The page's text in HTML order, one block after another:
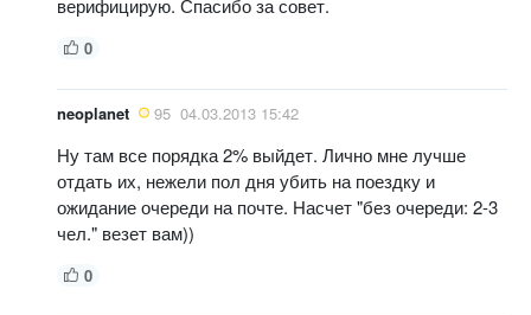
0
neoplanet 95 04.03.2013 15:42
Ну там все порядка 2% выйдет. Лично мне лучше
отдать их, нежели пол дня убить на поездку и
ожидание очереди на почте. Насчет "без очереди: 2-3
чел." везет вам))
0